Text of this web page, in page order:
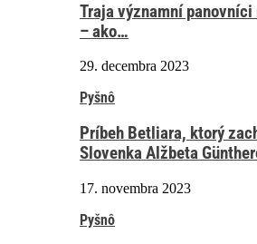
Traja významní
– ako…
29. decembra 2023
Pyšnô
Príbeh Betliara, ktorý
Slovenka Alžbeta
17. novembra 2023
Pyšnô